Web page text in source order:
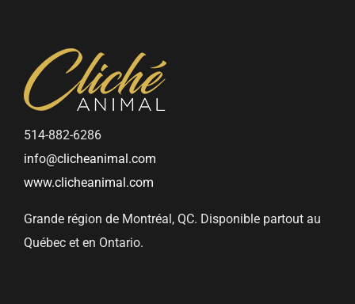
514-882-6286
info@clicheanimal.com
www.clicheanimal.com
Grande région de Montréal, QC. Disponible partout au
Québec et en Ontario.